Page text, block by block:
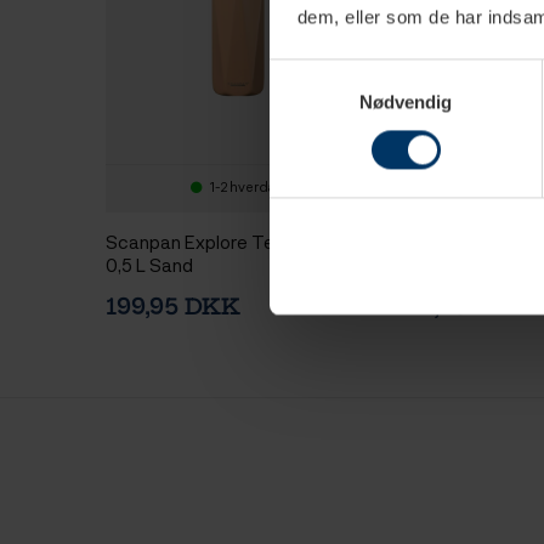
dem, eller som de har
Nødvendig
1-2 hverdage
Scanpan Explore Termoflaske
0,5 L Sand
199,95 DKK 199,95 DKK